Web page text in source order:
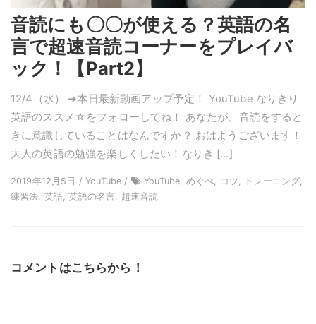
音読にも〇〇が使える？英語の名
言で超速音読コーナーをプレイバ
ック！【Part2】
12/4（水） ➔本日最新動画アップ予定！ YouTube なりきり
英語のススメ☆をフォローしてね！ あなたが、音読をすると
きに意識していることはなんですか？ おはようございます！
大人の英語の勉強を楽しくしたい！なりき […]
2019年12月5日 / YouTube /
YouTube, めぐぺ, コツ, トレーニング,
練習法, 英語, 英語の名言, 超速音読
コメントはこちらから！